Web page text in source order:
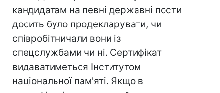
кандидатам на певні державні пости
досить було продекларувати, чи
співробітничали вони із
спецслужбами чи ні. Сертифікат
видаватиметься Інститутом
національної пам'яті. Якщо в